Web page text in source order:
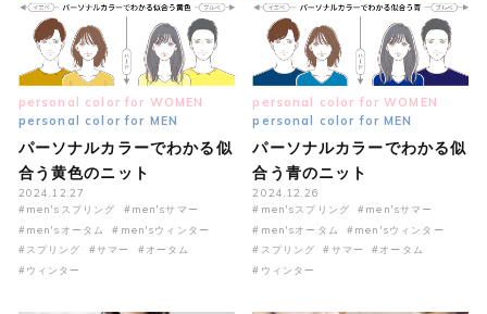
personal color for WOMEN
personal color for MEN
パーソナルカラーでわかる似
合う黄色のニット
2024.12.27
#men'sスプリング
#men'sサマー
#men'sオータム
#men'sウィンター
#スプリング
#サマー
#オータム
#ウィンター
personal color for WOMEN
personal color for MEN
パーソナルカラーでわかる似
合う青のニット
2024.12.26
#men'sスプリング
#men'sサマー
#men'sオータム
#men'sウィンター
#スプリング
#サマー
#オータム
#ウィンター